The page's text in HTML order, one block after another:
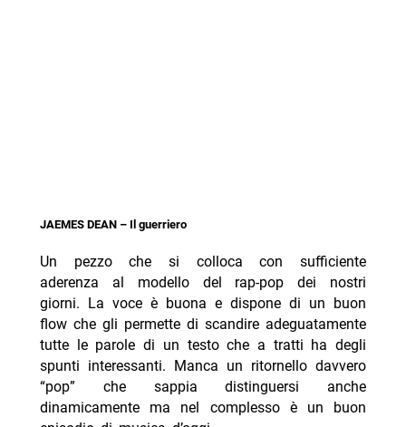
JAEMES DEAN – Il guerriero
Un pezzo che si colloca con sufficiente
aderenza al modello del rap-pop dei nostri
giorni. La voce è buona e dispone di un buon
flow che gli permette di scandire adeguatamente
tutte le parole di un testo che a tratti ha degli
spunti interessanti. Manca un ritornello davvero
“pop” che sappia distinguersi anche
dinamicamente ma nel complesso è un buon